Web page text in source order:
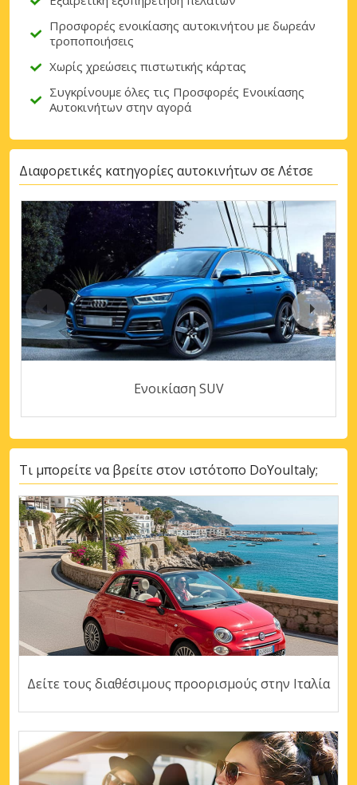
Προσφορές ενοικίασης αυτοκινήτου με δωρεάν
τροποποιήσεις
Χωρίς χρεώσεις πιστωτικής κάρτας
Συγκρίνουμε όλες τις Προσφορές Ενοικίασης
Αυτοκινήτων στην αγορά
Διαφορετικές κατηγορίες αυτοκινήτων σε Λέτσε
Ενοικίαση SUV
Τι μπορείτε να βρείτε στον ιστότοπο DoYouItaly;
Δείτε τους διαθέσιμους προορισμούς στην Ιταλία